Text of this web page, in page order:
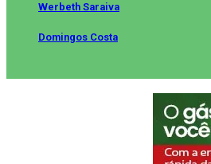
Werbeth Saraiva
Domingos Costa